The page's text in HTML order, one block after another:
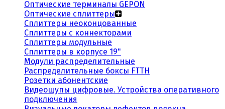
Оптические терминалы GEPON
Оптические сплиттеры
Сплиттеры неоконцованные
Сплиттеры с коннекторами
Сплиттеры модульные
Сплиттеры в корпусе 19"
Модули распределительные
Распределительные боксы FTTH
Розетки абонентские
Видеощупы цифровые. Устройства оперативного
подключения